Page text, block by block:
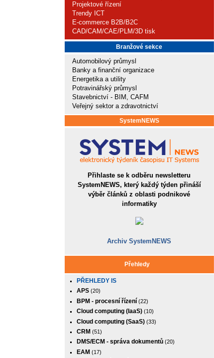
Projektové řízení
Trendy ICT
E-commerce B2B/B2C
CAD/CAM/CAE/PLM/3D tisk
Branžové sekce
Automobilový průmysl
Banky a finanční organizace
Energetika a utility
Potravinářský průmysl
Stavebnictví - BIM, CAFM
Veřejný sektor a zdravotnictví
SystemNEWS
Přihlaste se k odběru newsletteru
SystemNEWS, který každý týden přináší
výběr článků z oblasti podnikové
informatiky
Archiv SystemNEWS
Přehledy
PŘEHLEDY IS
APS(20)
BPM - procesní řízení(22)
Cloud computing (IaaS)(10)
Cloud computing (SaaS)(33)
CRM (51)
DMS/ECM - správa dokumentů(20)
EAM (17)